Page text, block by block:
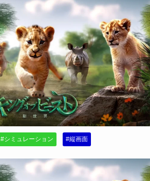
#シミュレーション #縦画面